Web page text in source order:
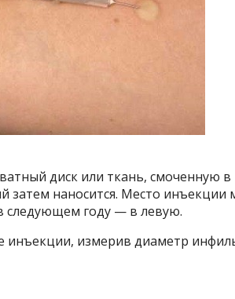
диск или ткань, смоченную в
затем наносится. Место инъекции
следующем году — в левую.
инъекции, измерив диаметр